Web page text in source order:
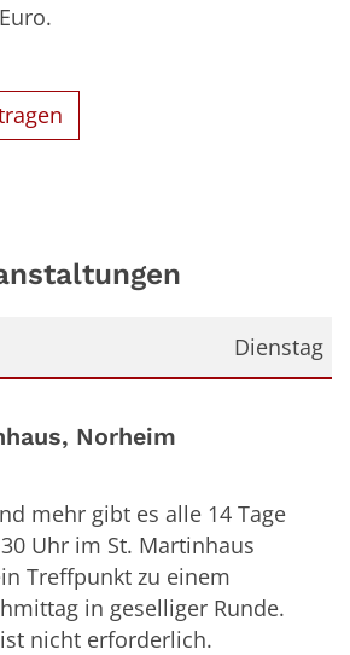
Dienstag
2026
Norheim
mehr gibt es alle 14 Tage
Uhr im St. Martinhaus
Treffpunkt zu einem
in geselliger Runde.
nicht erforderlich.